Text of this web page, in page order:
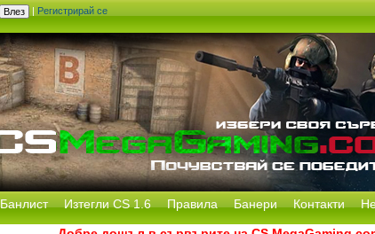
| Регистрирай се
Банлист Изтегли CS 1.6 Правила Банери Контакти